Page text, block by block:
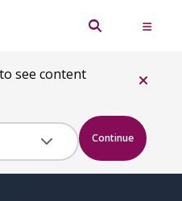
see content
Continue